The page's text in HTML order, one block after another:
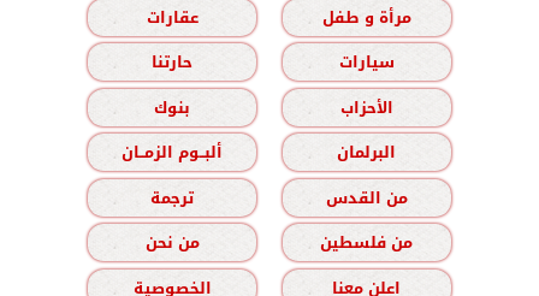
مرأة و طفل
عقارات
سيارات
حارتنا
الأحزاب
بنوك
البرلمان
ألبــوم الزمــان
من القدس
ترجمة
من فلسطين
من نحن
اعلن معنا
الخصوصية